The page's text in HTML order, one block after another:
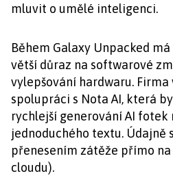
mluvit o umělé inteligenci.
Během Galaxy Unpacked
větší důraz na softwarové
vylepšování hardwaru.
spolupráci s Nota AI, která
rychlejší generování AI fotek
jednoduchého textu. Údajně
přenesením zátěže přímo
cloudu).